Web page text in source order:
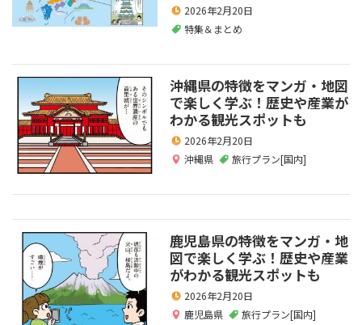
2026年2月20日
特集＆まとめ
沖縄県の特徴をマンガ・地図
で楽しく学ぶ！歴史や産業が
わかる観光スポットも
2026年2月20日
沖縄県
旅行プラン[国内]
鹿児島県の特徴をマンガ・地
図で楽しく学ぶ！歴史や産業
がわかる観光スポットも
2026年2月20日
鹿児島県
旅行プラン[国内]